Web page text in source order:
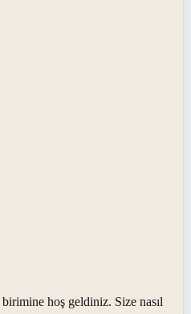
birimine hoş geldiniz. Size nasıl